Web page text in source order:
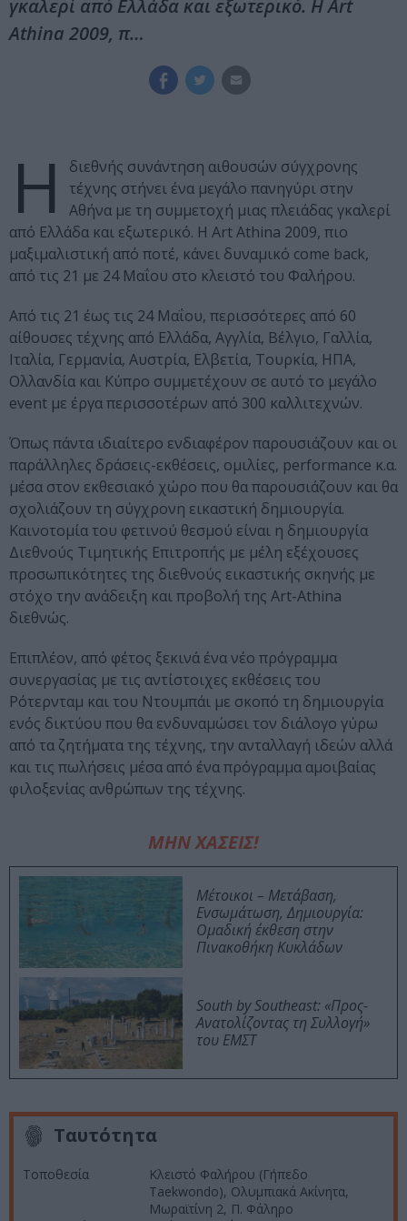
γκαλερί από Ελλάδα και εξωτερικό. Η Art
Athina 2009, π…
Η
διεθνής συνάντηση αιθουσών σύγχρονης
τέχνης στήνει ένα μεγάλο πανηγύρι στην
Αθήνα με τη συμμετοχή μιας πλειάδας γκαλερί
από Ελλάδα και εξωτερικό. Η Art Athina 2009, πιο
μαξιμαλιστική από ποτέ, κάνει δυναμικό come back,
από τις 21 με 24 Μαΐου στο κλειστό του Φαλήρου.
Από τις 21 έως τις 24 Μαΐου, περισσότερες από 60
αίθουσες τέχνης από Ελλάδα, Αγγλία, Βέλγιο, Γαλλία,
Ιταλία, Γερμανία, Αυστρία, Ελβετία, Τουρκία, ΗΠΑ,
Ολλανδία και Κύπρο συμμετέχουν σε αυτό το μεγάλο
event με έργα περισσοτέρων από 300 καλλιτεχνών.
Όπως πάντα ιδιαίτερο ενδιαφέρον παρουσιάζουν και οι
παράλληλες δράσεις-εκθέσεις, ομιλίες, performance κ.α.
μέσα στον εκθεσιακό χώρο που θα παρουσιάζουν και θα
σχολιάζουν τη σύγχρονη εικαστική δημιουργία.
Καινοτομία του φετινού θεσμού είναι η δημιουργία
Διεθνούς Τιμητικής Επιτροπής με μέλη εξέχουσες
προσωπικότητες της διεθνούς εικαστικής σκηνής με
στόχο την ανάδειξη και προβολή της Art-Athina
διεθνώς.
Επιπλέον, από φέτος ξεκινά ένα νέο πρόγραμμα
συνεργασίας με τις αντίστοιχες εκθέσεις του
Ρότερνταμ και του Ντουμπάι με σκοπό τη δημιουργία
ενός δικτύου που θα ενδυναμώσει τον διάλογο γύρω
από τα ζητήματα της τέχνης, την ανταλλαγή ιδεών αλλά
και τις πωλήσεις μέσα από ένα πρόγραμμα αμοιβαίας
φιλοξενίας ανθρώπων της τέχνης.
ΜΗΝ ΧΑΣΕΙΣ!
Μέτοικοι – Μετάβαση,
Ενσωμάτωση, Δημιουργία:
Ομαδική έκθεση στην
Πινακοθήκη Κυκλάδων
South by Southeast: «Προς-
Ανατολίζοντας τη Συλλογή»
του ΕΜΣΤ
Ταυτότητα
Τοποθεσία
Κλειστό Φαλήρου (Γήπεδο
Taekwondo), Ολυμπιακά Ακίνητα,
Μωραϊτίνη 2, Π. Φάληρο